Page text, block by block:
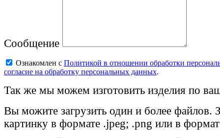
Сообщение
Ознакомлен с Политикой в отношении обработки
согласие на обработку персональных данных.
Так же мы можем изготовить изделия по
Вы можите загрузить один и более файлов.
картинку в формате .jpeg; .png или в